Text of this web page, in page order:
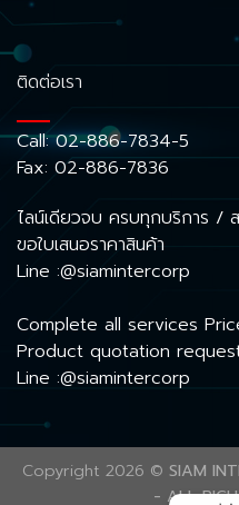
ติดต่อเรา
Call:02-886-7834-5
Fax: 02-886-7836
ไลน์เดียวจบ ครบทุกบริการ /
ขอใบเสนอราคาสินค้า
Line :@siamintercorp
Complete all services
Product quotation
Line :@siamintercorp
Copyright 2026 © SIAM
- ALL